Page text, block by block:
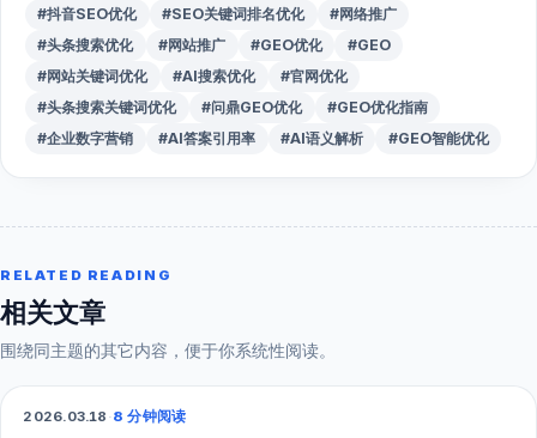
#抖音SEO优化
#SEO关键词排名优化
#网络推广
#头条搜索优化
#网站推广 #GEO优化
#GEO
#网站关键词优化
#AI搜索优化
#官网优化
#头条搜索关键词优化
#问鼎GEO优化
#GEO优化指南
#企业数字营销
#AI答案引用率 #AI语义解析 #GEO智能优化
RELATED READING
相关文章
围绕同主题的其它内容，便于你系统性阅读。
GEO
2026.03.18 ·8 分钟阅读